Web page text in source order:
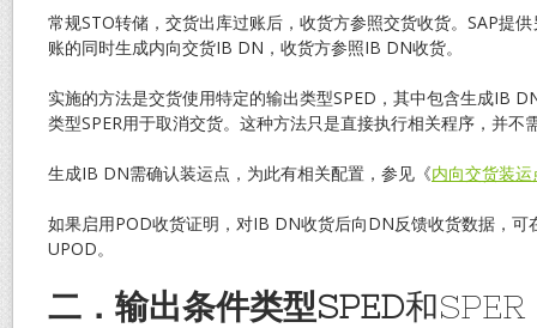
常规STO转储，交货出库过账后，收货方参照交货收货。SAP提
账的同时生成内向交货IB DN，收货方参照IB DN收货。
实施的方法是交货使用特定的输出类型SPED，其中包含生成IB
类型SPER用于取消交货。这种方法只是直接执行相关程序，并不
生成IB DN需确认装运点，为此有相关配置，参见《内向交货装
如果启用POD收货证明，对IB DN收货后向DN反馈收货数据，
UPOD。
二．输出条件类型SPED和SPER